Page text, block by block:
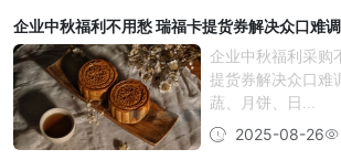
企业中秋福利不用愁 瑞福卡提货券解决众口难
企业中秋福利采购
提货券解决众口难
蔬、月饼、日...
2025-08-26